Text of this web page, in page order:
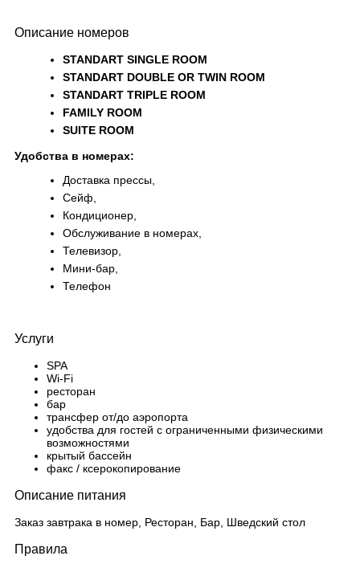
Описание номеров
STANDART SINGLE ROOM
STANDART DOUBLE OR TWIN ROOM
STANDART TRIPLE ROOM
FAMILY ROOM
SUITE ROOM
Удобства в номерах:
Доставка прессы,
Сейф,
Кондиционер,
Обслуживание в номерах,
Телевизор,
Мини-бар,
Телефон
Услуги
SPA
Wi-Fi
ресторан
бар
трансфер от/до аэропорта
удобства для гостей с ограниченными физическими
возможностями
крытый бассейн
факс / ксерокопирование
Описание питания
Заказ завтрака в номер, Ресторан, Бар, Шведский стол
Правила